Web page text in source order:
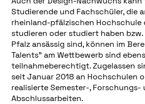
Studierende und Fachschüler, die
rheinland-pfälzischen Hochschule
studieren oder studiert haben bzw.
Pfalz ansässig sind, können im
Talents” am Wettbewerb sind
teilnahmeberechtigt. Zugelassen
seit Januar 2018 an Hochschulen
realisierte Semester-, Forschungs-
Abschlussarbeiten.